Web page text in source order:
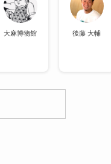
大麻博物館 後藤 大輔